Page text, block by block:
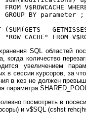
FROM V$ROWCACHE
GROUP BY parameter ;
(SUM(GETS -
SQL областей
когда количество
увеличением
в сессии курсоров, за
в кеэ не должен
параметра
посмотреть в
и v$SQL (cshst